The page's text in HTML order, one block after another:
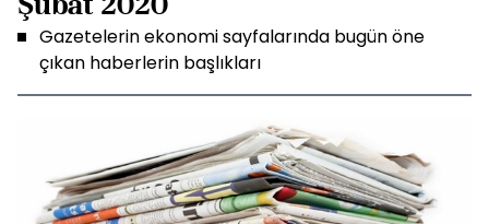
Gazetelerin ekonomi sayfalarında bugün öne
çıkan haberlerin başlıkları